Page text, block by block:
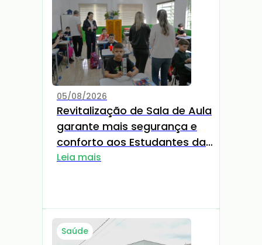
05/08/2026
Revitalização de Sala de Aula
garante mais segurança e
conforto aos Estudantes da
EMEF Bento Gonçalves
Leia mais
Saúde